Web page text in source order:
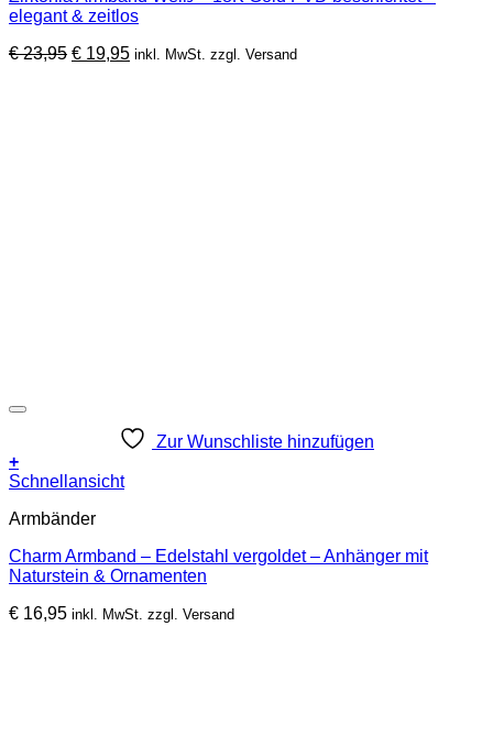
elegant & zeitlos
€23,95 Ursprünglicher
€ 19,95Aktueller
inkl. MwSt. zzgl. Versand
Zur Wunschliste hinzufügen
+
Schnellansicht
Armbänder
Charm Armband – Edelstahl vergoldet – Anhänger mit
Naturstein & Ornamenten
€ 16,95 inkl. MwSt. zzgl. Versand